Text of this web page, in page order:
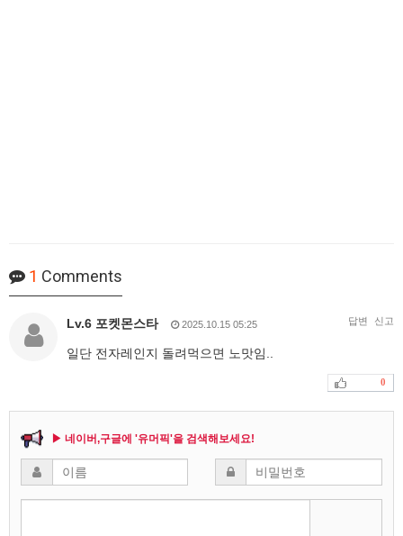
1 Comments
Lv.6 포켓몬스타 2025.10.15 05:25 답변 신고
일단 전자레인지 돌려먹으면 노맛임..
0
▶ 네이버,구글에 '유머픽'을 검색해보세요!